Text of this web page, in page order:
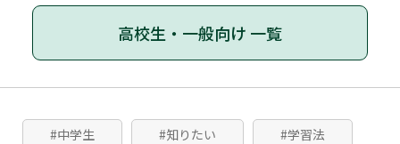
高校生・一般向け 一覧
#中学生 #知りたい #学習法